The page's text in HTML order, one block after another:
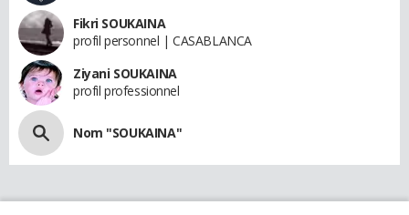
Fikri SOUKAINA
profil personnel | CASABLANCA
Ziyani SOUKAINA
profil professionnel
Nom "SOUKAINA"